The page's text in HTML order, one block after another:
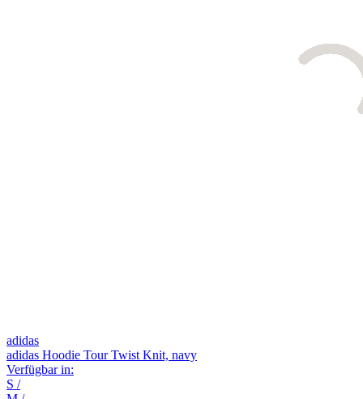
adidas
adidas Hoodie Tour Twist Knit, navy
Verfügbar in:
S /